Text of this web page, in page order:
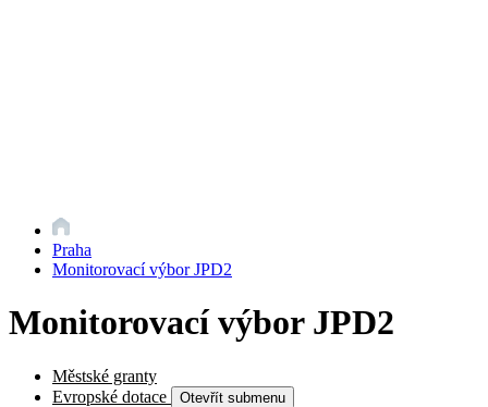
Praha
Monitorovací výbor JPD2
Monitorovací výbor JPD2
Městské granty
Evropské dotace
Otevřít submenu